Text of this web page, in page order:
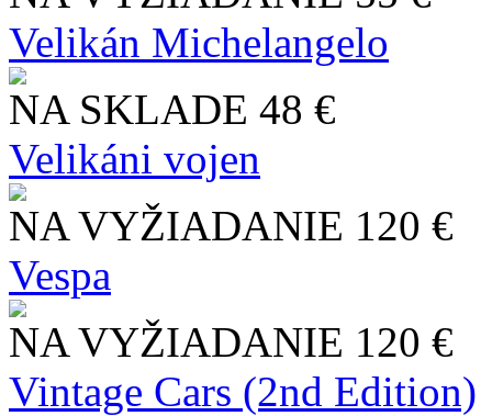
Velikán Michelangelo
NA SKLADE 48 €
Velikáni vojen
NA VYŽIADANIE 120 €
Vespa
NA VYŽIADANIE 120 €
Vintage Cars (2nd Edition)